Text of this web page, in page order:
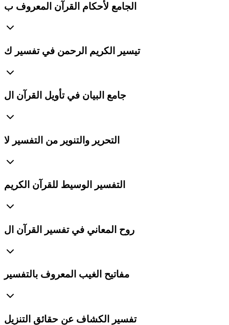
الجامع لأحكام القرآن المعروف ب
تيسير الكريم الرحمن في تفسير ك
جامع البيان في تأويل القرآن ال
التحرير والتنوير من التفسير لا
التفسير الوسيط للقرآن الكريم
روح المعاني في تفسير القرآن ال
مفاتيح الغيب المعروف بالتفسير
تفسير الكشاف عن حقائق التنزيل